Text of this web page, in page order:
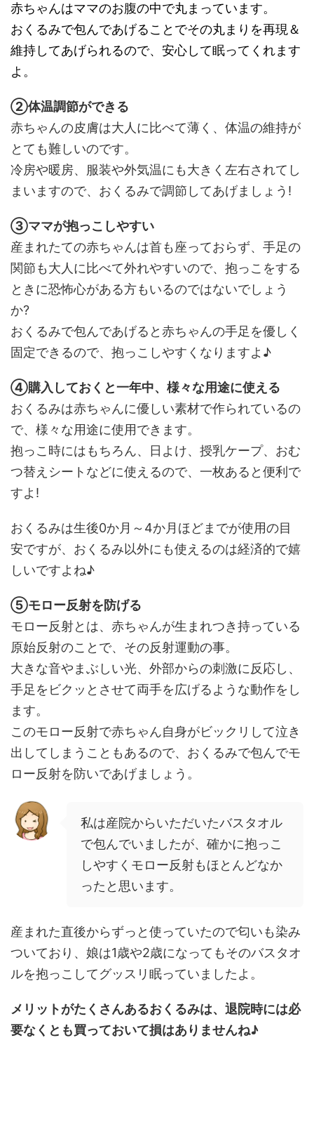
赤ちゃんはママのお腹の中で丸まっています。
おくるみで包んであげることでその丸まりを再現＆
維持してあげられるので、安心して眠ってくれます
よ。
②体温調節ができる
赤ちゃんの皮膚は大人に比べて薄く、体温の維持が
とても難しいのです。
冷房や暖房、服装や外気温にも大きく左右されてし
まいますので、おくるみで調節してあげましょう!
③ママが抱っこしやすい
産まれたての赤ちゃんは首も座っておらず、手足の
関節も大人に比べて外れやすいので、抱っこをする
ときに恐怖心がある方もいるのではないでしょう
か?
おくるみで包んであげると赤ちゃんの手足を優しく
固定できるので、抱っこしやすくなりますよ♪
④購入しておくと一年中、様々な用途に使える
おくるみは赤ちゃんに優しい素材で作られているの
で、様々な用途に使用できます。
抱っこ時にはもちろん、日よけ、授乳ケープ、おむ
つ替えシートなどに使えるので、一枚あると便利で
すよ!
おくるみは生後0か月～4か月ほどまでが使用の目
安ですが、おくるみ以外にも使えるのは経済的で嬉
しいですよね♪
⑤モロー反射を防げる
モロー反射とは、赤ちゃんが生まれつき持っている
原始反射のことで、その反射運動の事。
大きな音やまぶしい光、外部からの刺激に反応し、
手足をビクッとさせて両手を広げるような動作をし
ます。
このモロー反射で赤ちゃん自身がビックリして泣き
出してしまうこともあるので、おくるみで包んでモ
ロー反射を防いであげましょう。
私は産院からいただいたバスタオル
で包んでいましたが、確かに抱っこ
しやすくモロー反射もほとんどなか
ったと思います。
産まれた直後からずっと使っていたので匂いも染み
ついており、娘は1歳や2歳になってもそのバスタオ
ルを抱っこしてグッスリ眠っていましたよ。
メリットがたくさんあるおくるみは、退院時には必
要なくとも買っておいて損はありませんね♪